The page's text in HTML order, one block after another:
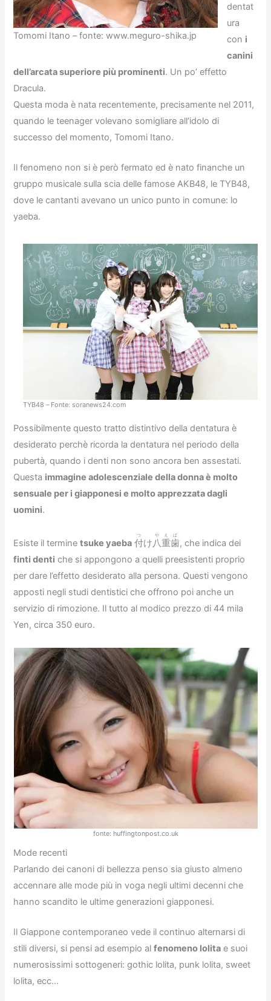
Tomomi Itano – fonte: www.meguro-shika.jp
dentat
ura
con i
canini
dell’arcata superiore più prominenti. Un po’ effetto
Dracula.
Questa moda è nata recentemente, precisamente nel 2011,
quando le teenager volevano somigliare all’idolo di
successo del momento, Tomomi Itano.
Il fenomeno non si è però fermato ed è nato finanche un
gruppo musicale sulla scia delle famose AKB48, le TYB48,
dove le cantanti avevano un unico punto in comune: lo
yaeba.
TYB48 – Fonte: soranews24.com
Possibilmente questo tratto distintivo della dentatura è
desiderato perchè ricorda la dentatura nel periodo della
pubertà, quando i denti non sono ancora ben assestati.
Questa immagine adolescenziale della donna è molto
sensuale per i giapponesi e molto apprezzata dagli
uomini.
Esiste il terminetsuke yaeba 付
つ
け八重歯
やえば
, che indica dei
finti denti che si appongono a quelli preesistenti proprio
per dare l’effetto desiderato alla persona. Questi vengono
apposti negli studi dentistici che offrono poi anche un
servizio di rimozione. Il tutto al modico prezzo di 44 mila
Yen, circa 350 euro.
fonte: huffingtonpost.co.uk
Mode recenti
Parlando dei canoni di bellezza penso sia giusto almeno
accennare alle mode più in voga negli ultimi decenni che
hanno scandito le ultime generazioni giapponesi.
Il Giappone contemporaneo vede il continuo alternarsi di
stili diversi, si pensi ad esempio alfenomeno lolita e suoi
numerosissimi sottogeneri: gothic lolita, punk lolita, sweet
lolita, ecc…